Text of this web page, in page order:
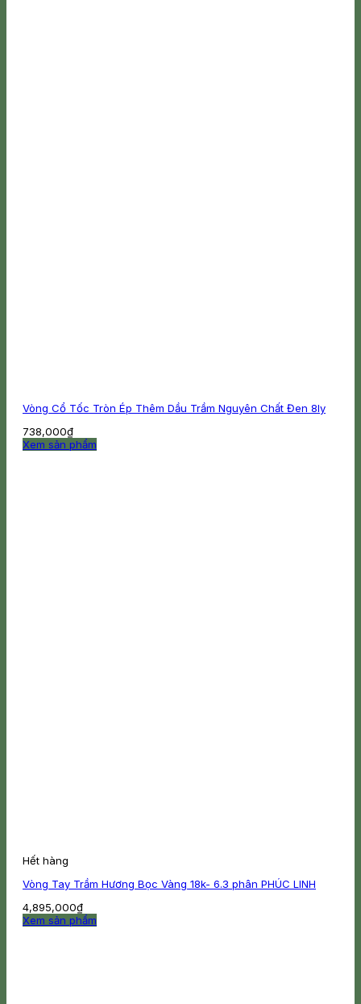
Vòng Cổ Tốc Tròn Ép Thêm Dầu Trầm Nguyên Chất Đen 8ly
738,000₫
Xem sản phẩm
Hết hàng
Vòng Tay Trầm Hương Bọc Vàng 18k- 6.3 phân PHÚC LINH
4,895,000₫
Xem sản phẩm